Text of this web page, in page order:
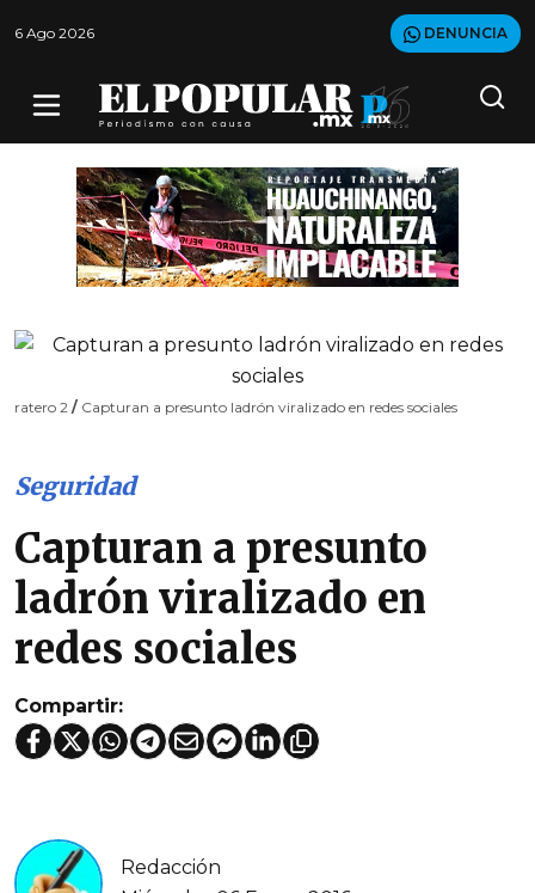
6 Ago 2026 DENUNCIA
ratero 2 / Capturan a presunto ladrón viralizado en redes sociales
Seguridad
Capturan a presunto
ladrón viralizado en
redes sociales
Compartir:
Redacción